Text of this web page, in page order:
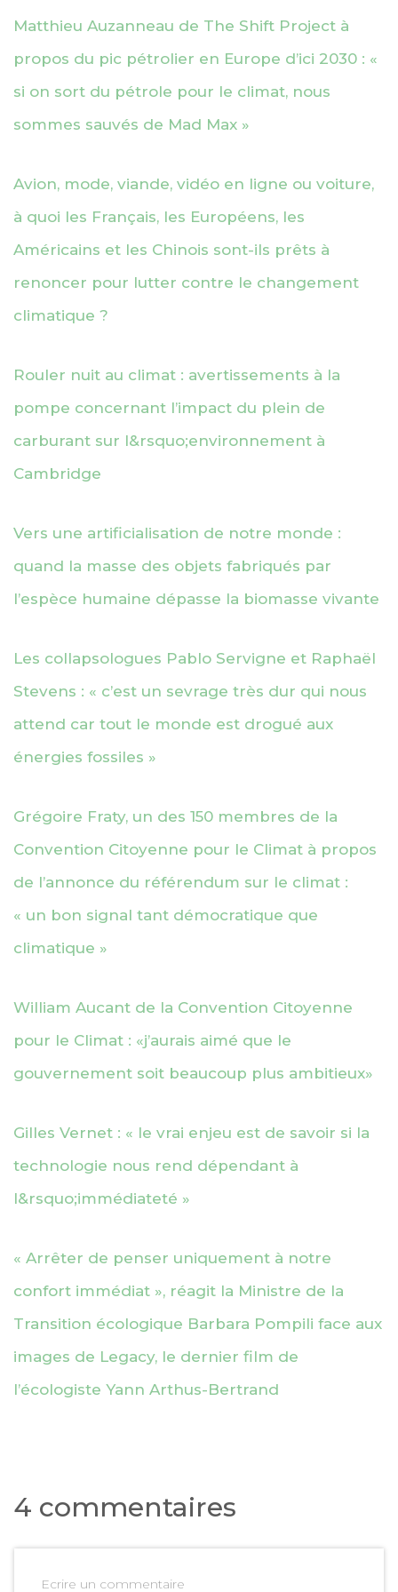
Matthieu Auzanneau de The Shift Project à
propos du pic pétrolier en Europe d’ici 2030 : «
si on sort du pétrole pour le climat, nous
sommes sauvés de Mad Max »
Avion, mode, viande, vidéo en ligne ou voiture,
à quoi les Français, les Européens, les
Américains et les Chinois sont-ils prêts à
renoncer pour lutter contre le changement
climatique ?
Rouler nuit au climat : avertissements à la
pompe concernant l’impact du plein de
carburant sur l&rsquo;environnement à
Cambridge
Vers une artificialisation de notre monde :
quand la masse des objets fabriqués par
l’espèce humaine dépasse la biomasse vivante
Les collapsologues Pablo Servigne et Raphaël
Stevens : « c’est un sevrage très dur qui nous
attend car tout le monde est drogué aux
énergies fossiles »
Grégoire Fraty, un des 150 membres de la
Convention Citoyenne pour le Climat à propos
de l’annonce du référendum sur le climat :
« un bon signal tant démocratique que
climatique »
William Aucant de la Convention Citoyenne
pour le Climat : «j’aurais aimé que le
gouvernement soit beaucoup plus ambitieux»
Gilles Vernet : « le vrai enjeu est de savoir si la
technologie nous rend dépendant à
l&rsquo;immédiateté »
« Arrêter de penser uniquement à notre
confort immédiat », réagit la Ministre de la
Transition écologique Barbara Pompili face aux
images de Legacy, le dernier film de
l’écologiste Yann Arthus-Bertrand
4 commentaires
Ecrire un commentaire